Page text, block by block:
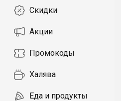
Скидки
Акции
Промокоды
Халява
Еда и продукты